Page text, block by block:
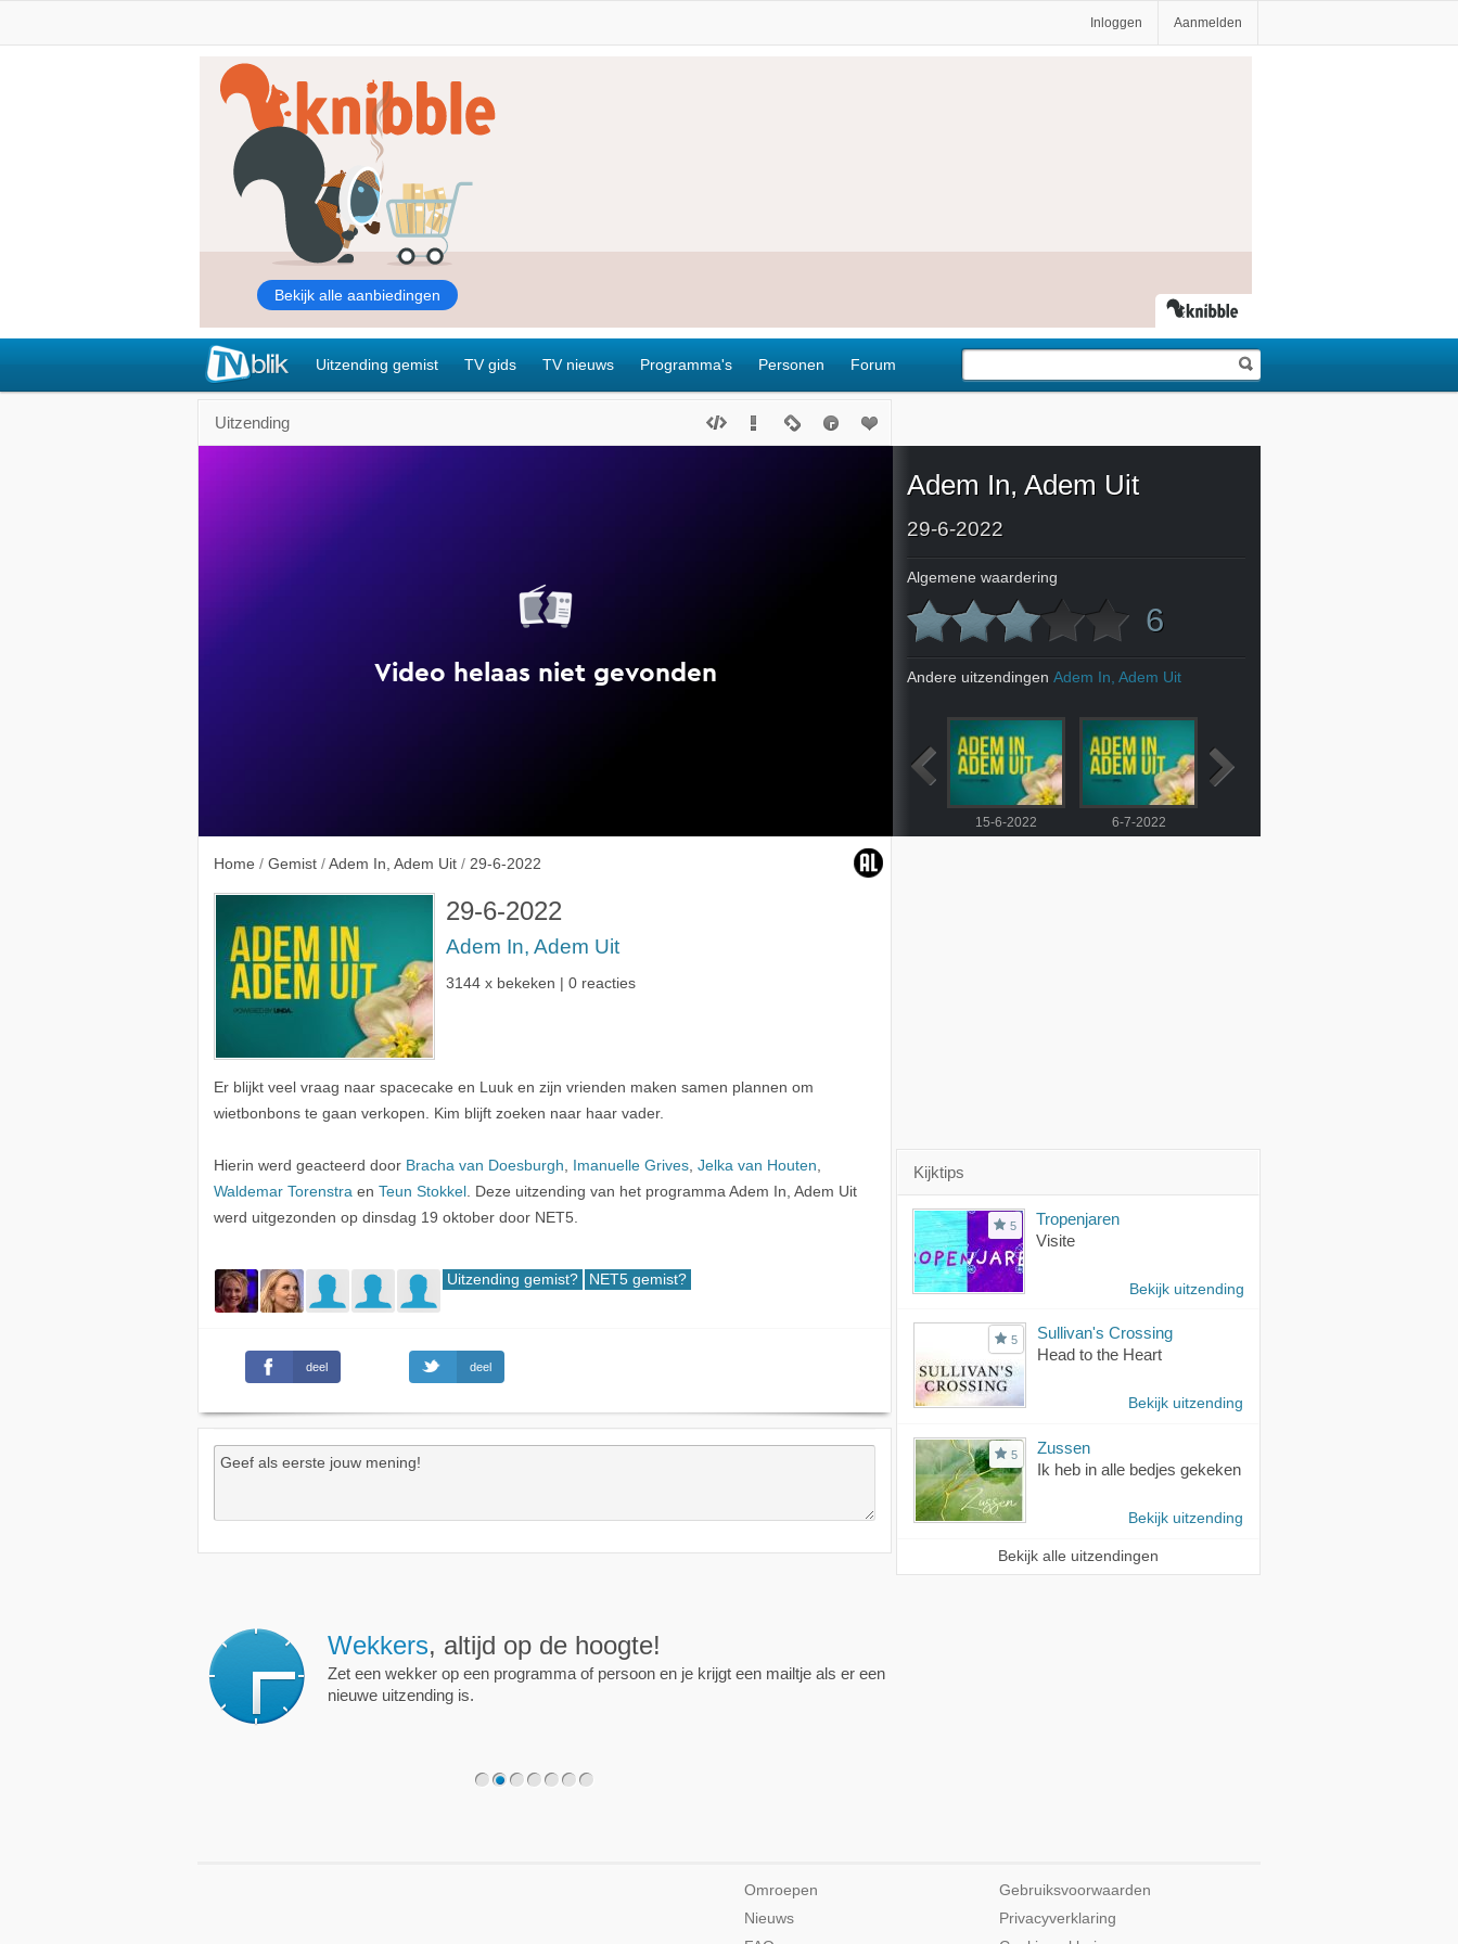
Inloggen Aanmelden
Uitzending gemist TV gids TV nieuws Programma's Personen Forum
Uitzending
Home / Gemist / Adem In, Adem Uit / 29-6-2022
29-6-2022
Adem In, Adem Uit
3144 x bekeken | 0 reacties
Er blijkt veel vraag naar spacecake en Luuk en zijn vrienden maken samen plannen om
wietbonbons te gaan verkopen. Kim blijft zoeken naar haar vader.
Hierin werd geacteerd door Bracha van Doesburgh Imanuelle Grives Jelka van Houten
Waldemar Torenstra en Teun Stokkel . Deze uitzending van het programma Adem In, Adem Uit
werd uitgezonden op dinsdag 19 oktober door NET5.
Uitzending gemist? NET5 gemist?
deel deel
Adem In, Adem Uit
29-6-2022
Algemene waardering
6
Andere uitzendingen Adem In, Adem Uit
15-6-2022 6-7-2022
Kijktips
5
Tropenjaren
Visite
Bekijk uitzending
5
Sullivan's Crossing
Head to the Heart
Bekijk uitzending
5
Zussen
Ik heb in alle bedjes gekeken
Bekijk uitzending
Bekijk alle uitzendingen
Wekkers, altijd op de hoogte!
Zet een wekker op een programma of persoon en je krijgt een mailtje als er een
nieuwe uitzending is.
Omroepen
Nieuws
Gebruiksvoorwaarden
Privacyverklaring